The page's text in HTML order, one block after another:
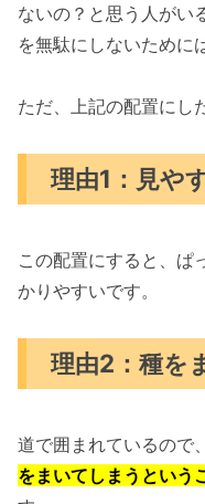
ないの？と思う人がい
を無駄にしないために
ただ、上記の配置にし
理由1：見や
この配置にすると、ぱ
かりやすいです。
理由2：種を
道で囲まれているので、
をまいてしまうという